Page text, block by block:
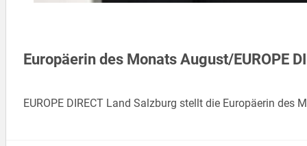
Europäerin des Monats August/EUROPE
EUROPE DIRECT Land Salzburg stellt die Europäerin des